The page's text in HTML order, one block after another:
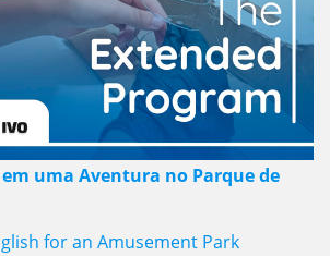
em uma Aventura no Parque de
for an Amusement Park